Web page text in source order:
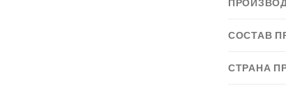
СОСТАВ
СТРАНА